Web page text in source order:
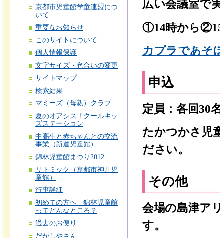
京都市児童館学童連盟につ
いて
重要なお知らせ
このサイトについて
個人情報保護
文字サイズ・色合いの変更
サイトマップ
検索結果
マミーズ（母親）クラブ
夏のオアシス！クールキッ
ズステーション
中高生と赤ちゃんとの交流
事業（新道児童館）
錦林児童館まつり2012
リトミック（京都市神川児
童館）
行事詳細
初めての方へ 錦林児童館
ってどんなところ？
過去のお便り
だがしやさん
広い会議室で
①14時から
カプラであそ
申込
定員：各回30
たかつかさ児
ださい。
その他
会場の島津ア
す。